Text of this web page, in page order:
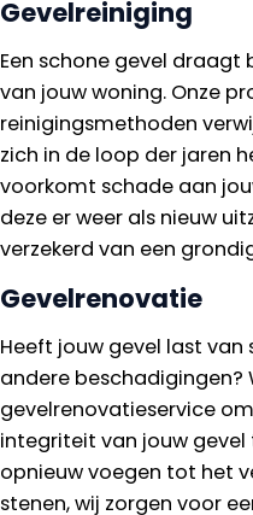
Gevelreiniging
Een schone gevel draagt
van jouw woning. Onze
reinigingsmethoden
zich in de loop der jaren
voorkomt schade aan
deze er weer als nieuw
verzekerd van een
Gevelrenovatie
Heeft jouw gevel last van
andere
gevelrenovatieservice
integriteit van jouw gevel
opnieuw voegen tot het
stenen, wij zorgen voor